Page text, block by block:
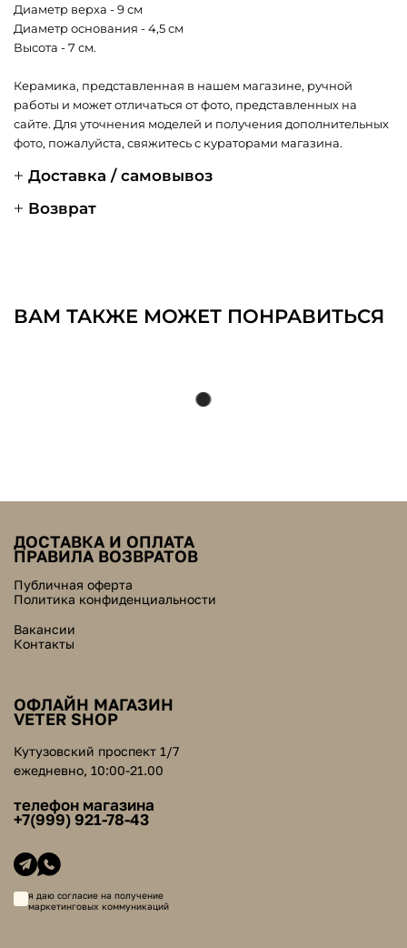
Диаметр верха - 9 см
Диаметр основания - 4,5 см
Высота - 7 см.
Керамика, представленная в нашем магазине, ручной
работы и может отличаться от фото, представленных на
сайте. Для уточнения моделей и получения дополнительных
фото, пожалуйста, свяжитесь с кураторами магазина.
Доставка / самовывоз
Возврат
ВАМ ТАКЖЕ МОЖЕТ ПОНРАВИТЬСЯ
ДОСТАВКА И ОПЛАТА
ПРАВИЛА ВОЗВРАТОВ
Публичная оферта
Политика конфиденциальности
Вакансии
Контакты
ОФЛАЙН МАГАЗИН
VETER SHOP
Кутузовский проспект 1/7
ежедневно, 10:00-21.00
телефон магазина
+7(999) 921-78-43
я даю согласие на получение
маркетинговых коммуникаций